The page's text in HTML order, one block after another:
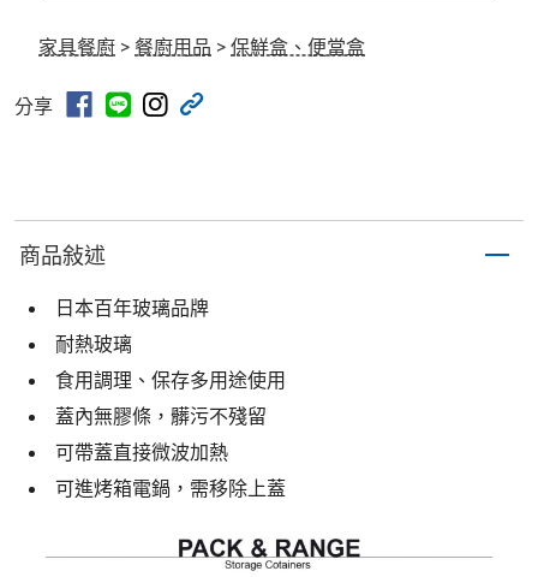
家具餐廚 > 餐廚用品 > 保鮮盒、便當盒
分享
商品敍述
日本百年玻璃品牌
耐熱玻璃
食用調理、保存多用途使用
蓋內無膠條，髒污不殘留
可帶蓋直接微波加熱
可進烤箱電鍋，需移除上蓋